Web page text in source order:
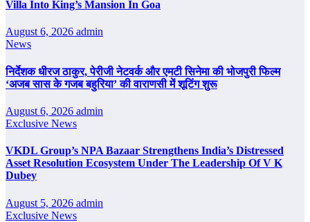
Villa Into King’s Mansion In Goa
August 6, 2026 admin
News
निर्देशक धीरज ठाकुर, पेरीजी नेटवर्क और एमटी सिनेमा की भोजपुरी फिल्म
‘अजब सास के गजब बहुरिया’ की वाराणसी में शूटिंग शुरू
August 6, 2026 admin
Exclusive News
VKDL Group’s NPA Bazaar Strengthens India’s Distressed
Asset Resolution Ecosystem Under The Leadership Of V K
Dubey
August 5, 2026 admin
Exclusive News